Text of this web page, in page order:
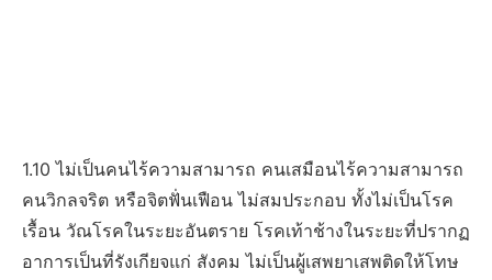
1.10 ไม่เป็นคนไร้ความสามารถ คนเสมือนไร้ความสามารถ
คนวิกลจริต หรือจิตฟั่นเฟือน ไม่สมประกอบ ทั้งไม่เป็นโรค
เรื้อน วัณโรคในระยะอันตราย โรคเท้าช้างในระยะที่ปรากฏ
อาการเป็นที่รังเกียจแก่ สังคม ไม่เป็นผู้เสพยาเสพติดให้โทษ